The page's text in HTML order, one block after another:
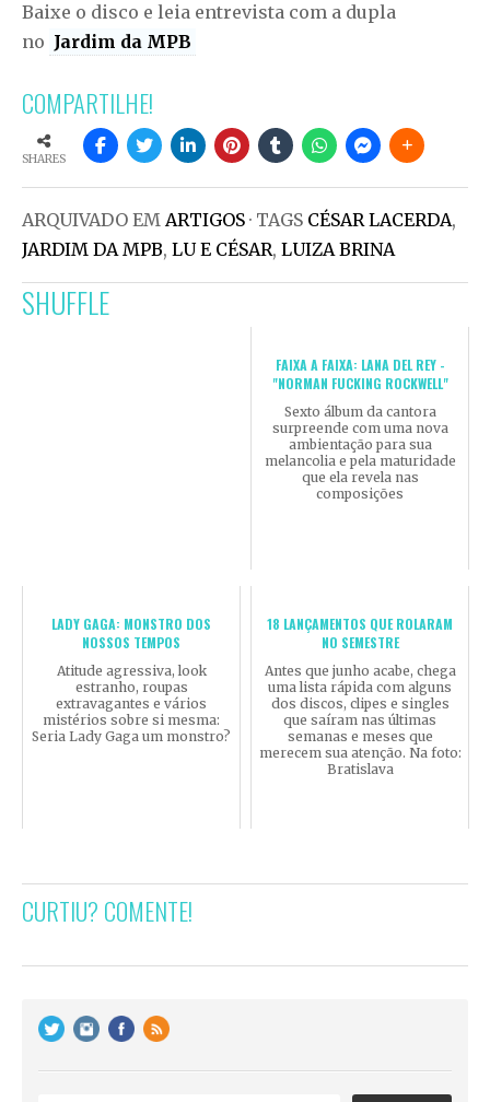
Baixe o disco e leia entrevista com a dupla
no Jardim da MPB
COMPARTILHE!
SHARES
ARQUIVADO EM ARTIGOS · TAGS CÉSAR LACERDA,
JARDIM DA MPB, LU E CÉSAR, LUIZA BRINA
SHUFFLE
FAIXA A FAIXA: LANA DEL REY -
"NORMAN FUCKING ROCKWELL"
Sexto álbum da cantora
surpreende com uma nova
ambientação para sua
melancolia e pela maturidade
que ela revela nas
composições
LADY GAGA: MONSTRO DOS
NOSSOS TEMPOS
Atitude agressiva, look
estranho, roupas
extravagantes e vários
mistérios sobre si mesma:
Seria Lady Gaga um monstro?
18 LANÇAMENTOS QUE ROLARAM
NO SEMESTRE
Antes que junho acabe, chega
uma lista rápida com alguns
dos discos, clipes e singles
que saíram nas últimas
semanas e meses que
merecem sua atenção. Na foto:
Bratislava
CURTIU? COMENTE!